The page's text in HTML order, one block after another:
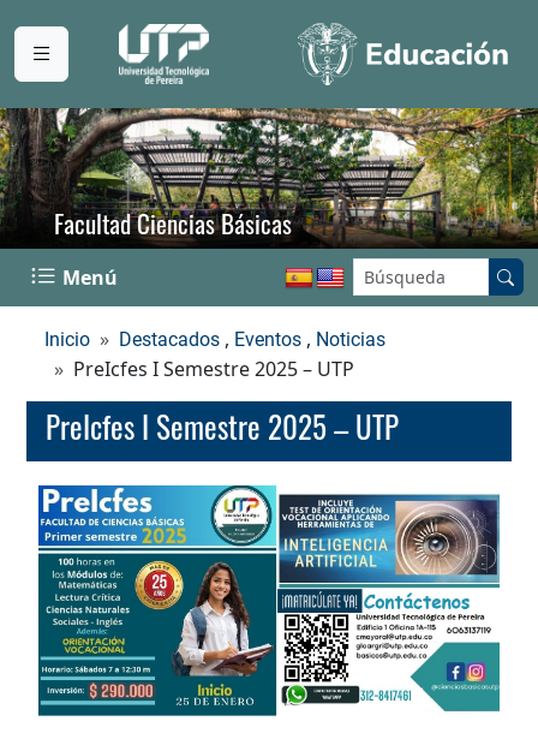
Facultad Ciencias Básicas
Menú Buscar en el sitio:
Inicio Destacados , Eventos , Noticias
PreIcfes I Semestre 2025 – UTP
PreIcfes I Semestre 2025 – UTP